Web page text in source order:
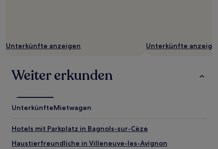
können
gelten.
Unterkünfte anzeigen Unterkünfte
Weiter erkunden
UnterkünfteMietwagen
Hotels mit Parkplatz in Bagnols-sur-Cèze
Haustierfreundliche in Villeneuve-les-Avignon